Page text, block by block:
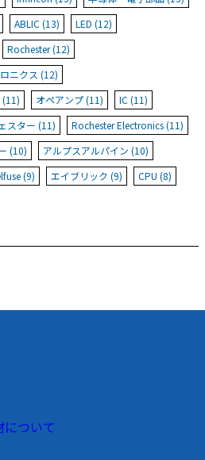
ABLIC (13)
LED (12)
Rochester (12)
ニクス (12)
オペアンプ (11)
IC (11)
スター (11)
Rochester Electronics (11)
(10)
アルプスアルパイン (10)
(9) エイブリック (9)
CPU (8)
ついて